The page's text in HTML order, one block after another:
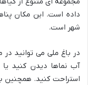
داده است. این مکان
شهر است.
در باغ ملی می توانید در
آب نماها دیدن کنید
استراحت کنید. همچنین